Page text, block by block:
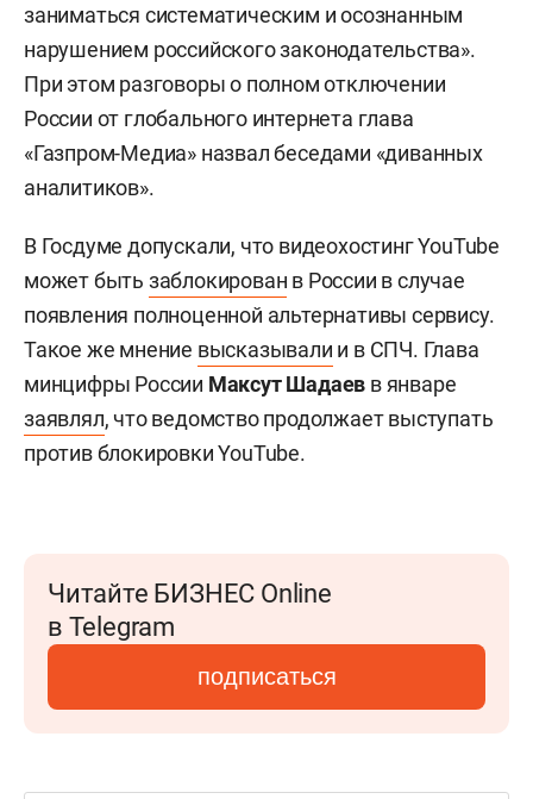
заниматься систематическим и осознанным
нарушением российского законодательства».
При этом разговоры о полном отключении
России от глобального интернета глава
«Газпром-Медиа» назвал беседами «диванных
аналитиков».
В Госдуме допускали, что видеохостинг YouTube
может быть заблокирован в России в случае
появления полноценной альтернативы сервису.
Такое же мнение высказывали и в СПЧ. Глава
минцифры России Максут Шадаев в январе
заявлял, что ведомство продолжает выступать
против блокировки YouTube.
Читайте БИЗНЕС Online
в Telegram
подписаться